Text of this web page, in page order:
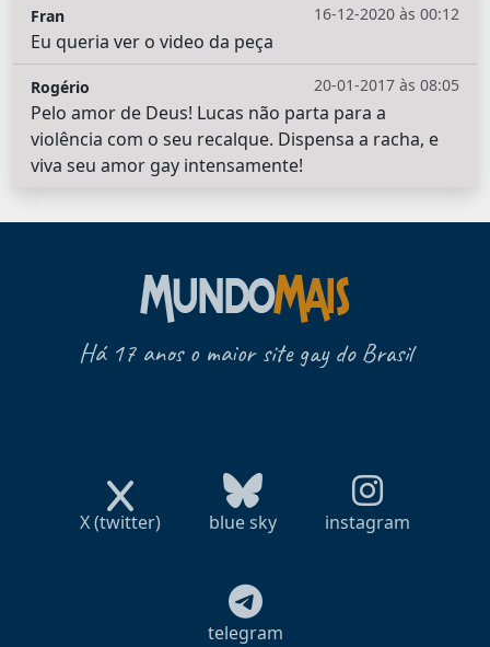
16-12-2020 às 00:12
Fran
Eu queria ver o video da peça
20-01-2017 às 08:05
Rogério
Pelo amor de Deus! Lucas não parta para a
violência com o seu recalque. Dispensa a racha, e
viva seu amor gay intensamente!
Há 17 anos o maior site gay do Brasil
X (twitter) blue sky instagram
telegram